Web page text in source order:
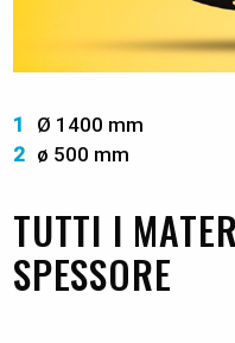
1
Ø 1400 mm
2 ø 500 mm
TUTTI I
SPESSORE